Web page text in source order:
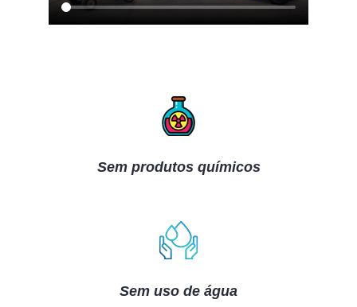
Sem produtos químicos
Sem uso de água